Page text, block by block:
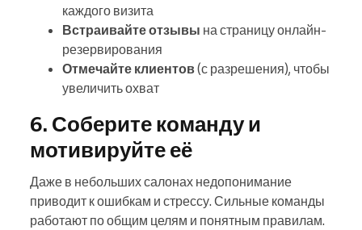
каждого визита
Встраивайте отзывы на страницу онлайн-
резервирования
Отмечайте клиентов(с разрешения), чтобы
увеличить охват
6. Соберите команду и
мотивируйте её
Даже в небольших салонах недопонимание
приводит к ошибкам и стрессу. Сильные команды
работают по общим целям и понятным правилам.